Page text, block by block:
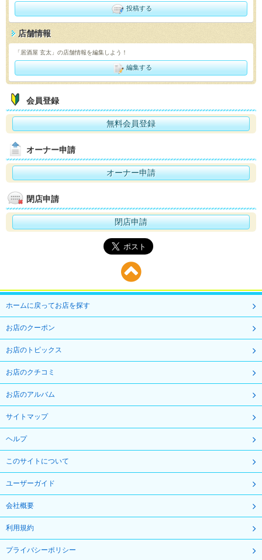
投稿する
店舗情報
「居酒屋 玄太」の店舗情報を編集しよう！
編集する
会員登録
無料会員登録
オーナー申請
オーナー申請
閉店申請
閉店申請
ホームに戻ってお店を探す
お店のクーポン
お店のトピックス
お店のクチコミ
お店のアルバム
サイトマップ
ヘルプ
このサイトについて
ユーザーガイド
会社概要
利用規約
プライバシーポリシー